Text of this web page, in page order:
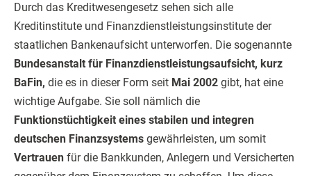
Durch das Kreditwesengesetz sehen sich alle
Kreditinstitute und Finanzdienstleistungsinstitute der
staatlichen Bankenaufsicht unterworfen. Die sogenannte
Bundesanstalt für Finanzdienstleistungsaufsicht, kurz
BaFin, die es in dieser Form seit Mai 2002 gibt, hat eine
wichtige Aufgabe. Sie soll nämlich die
Funktionstüchtigkeit eines stabilen und integren
deutschen Finanzsystems gewährleisten, um somit
Vertrauen für die Bankkunden, Anlegern und Versicherten